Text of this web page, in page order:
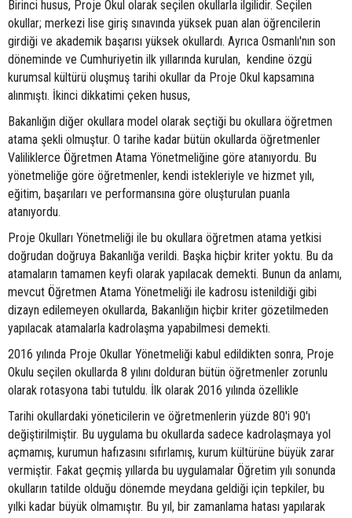
Birinci husus, Proje Okul olarak seçilen okullarla ilgilidir. Seçilen
okullar; merkezi lise giriş sınavında yüksek puan alan öğrencilerin
girdiği ve akademik başarısı yüksek okullardı. Ayrıca Osmanlı'nın son
döneminde ve Cumhuriyetin ilk yıllarında kurulan, kendine özgü
kurumsal kültürü oluşmuş tarihi okullar da Proje Okul kapsamına
alınmıştı. İkinci dikkatimi çeken husus,
Bakanlığın diğer okullara model olarak seçtiği bu okullara öğretmen
atama şekli olmuştur. O tarihe kadar bütün okullarda öğretmenler
Valiliklerce Öğretmen Atama Yönetmeliğine göre atanıyordu. Bu
yönetmeliğe göre öğretmenler, kendi istekleriyle ve hizmet yılı,
eğitim, başarıları ve performansına göre oluşturulan puanla
atanıyordu.
Proje Okulları Yönetmeliği ile bu okullara öğretmen atama yetkisi
doğrudan doğruya Bakanlığa verildi. Başka hiçbir kriter yoktu. Bu da
atamaların tamamen keyfi olarak yapılacak demekti. Bunun da anlamı,
mevcut Öğretmen Atama Yönetmeliği ile kadrosu istenildiği gibi
dizayn edilemeyen okullarda, Bakanlığın hiçbir kriter gözetilmeden
yapılacak atamalarla kadrolaşma yapabilmesi demekti.
2016 yılında Proje Okullar Yönetmeliği kabul edildikten sonra, Proje
Okulu seçilen okullarda 8 yılını dolduran bütün öğretmenler zorunlu
olarak rotasyona tabi tutuldu. İlk olarak 2016 yılında özellikle
Tarihi okullardaki yöneticilerin ve öğretmenlerin yüzde 80'i 90'ı
değiştirilmiştir. Bu uygulama bu okullarda sadece kadrolaşmaya yol
açmamış, kurumun hafızasını sıfırlamış, kurum kültürüne büyük zarar
vermiştir. Fakat geçmiş yıllarda bu uygulamalar Öğretim yılı sonunda
okulların tatilde olduğu dönemde meydana geldiği için tepkiler, bu
yılki kadar büyük olmamıştır. Bu yıl, bir zamanlama hatası yapılarak